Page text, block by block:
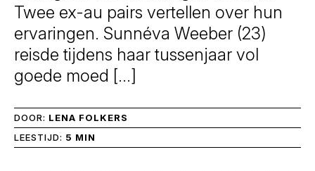
Twee ex-au pairs vertellen over hun
ervaringen. Sunnéva Weeber (23)
reisde tijdens haar tussenjaar vol
goede moed […]
DOOR: LENA FOLKERS
LEESTIJD: 5 MIN